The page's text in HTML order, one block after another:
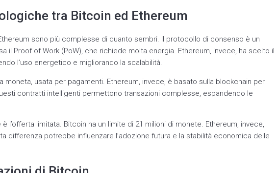
tra Bitcoin ed Ethereum
sono più complesse di quanto sembri. Il protocollo di consenso è un
il Proof of Work (PoW), che richiede molta energia. Ethereum, invece, ha scelto il
l’uso energetico e migliorando la scalabilità.
moneta, usata per pagamenti. Ethereum, invece, è basato sulla blockchain per
contratti intelligenti permettono transazioni complesse, espandendo le
l’offerta limitata. Bitcoin ha un limite di 21 milioni di monete. Ethereum, invece,
differenza potrebbe influenzare l’adozione futura e la stabilità economica delle